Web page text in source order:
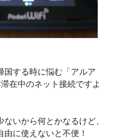
国する時に悩む「アルア
在中のネット接続ですよ
いから何とかなるけど、
に使えないと不便！